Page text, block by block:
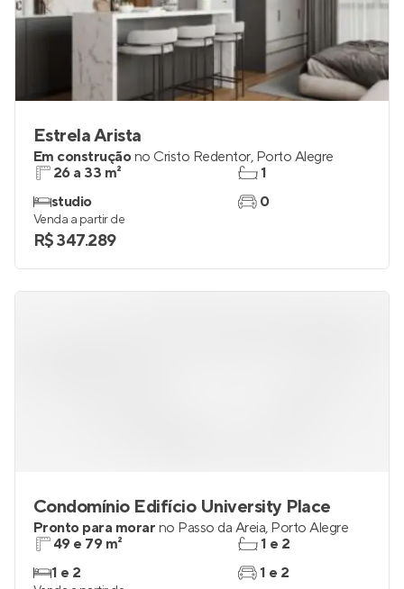
Estrela Arista
Em construçãono Cristo Redentor, Porto Alegre
26 a 33 m²
studio
1
0
Venda a partir de
R$ 347.289
Condomínio Edifício University Place
Pronto para morar no Passo da Areia, Porto Alegre
49 e 79 m²
1 e 2
1 e 2
1 e 2